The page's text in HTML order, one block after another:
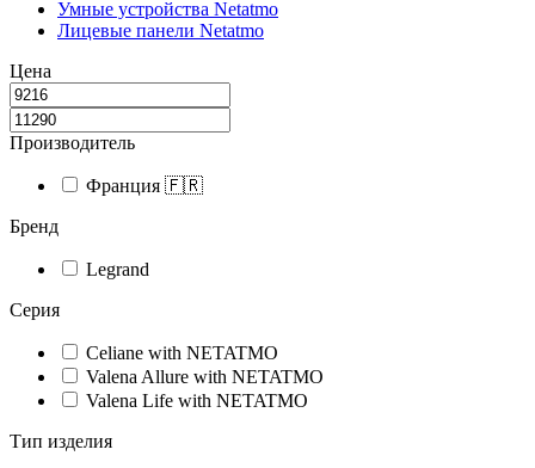
Умные устройства Netatmo
Лицевые панели Netatmo
Цена
Производитель
Франция 🇫🇷
Бренд
Legrand
Серия
Celiane with NETATMO
Valena Allure with NETATMO
Valena Life with NETATMO
Тип изделия